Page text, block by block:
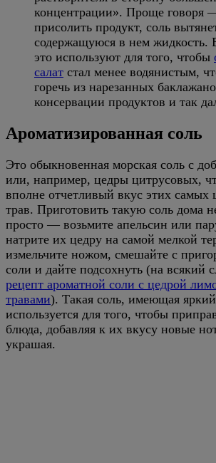
концентрации». Проще говоря
присолить продукт, соль
содержащуюся в нем жидкость.
это используют для того, чтобы
салат стал менее водянистым,
горечь из нарезанных
консервации продуктов и так
Ароматизированная соль
Это обыкновенная морская соль с
или, например, цедры цитрусовых,
вполне отчетливый вкус этих самых
трав. Приготовить такую соль дома
просто — возьмите апельсин или
натрите их цедру на самой мелкой
измельчите ножом, смешайте с
соли и дайте подсохнуть (на всякий
рецепт ароматной соли с цедрой
травами). Такая соль, имеющая
используется для того, чтобы
блюда, добавляя к их вкусу новые
украшая.